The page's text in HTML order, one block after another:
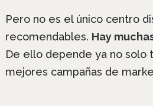
Pero no es el único centro
recomendables. Hay
De ello depende ya no solo
mejores campañas de